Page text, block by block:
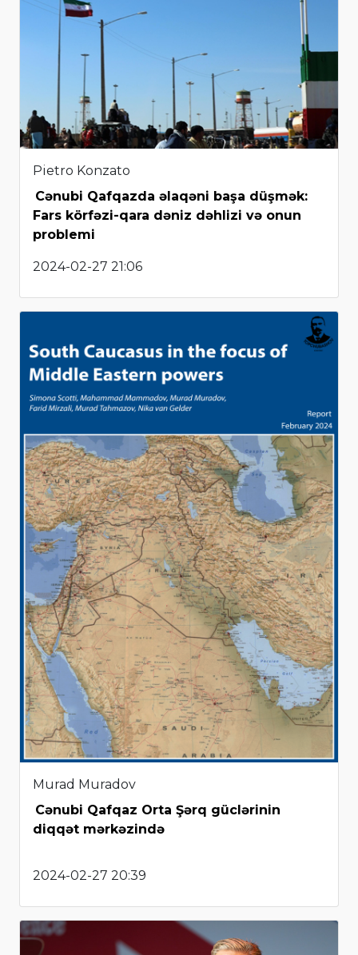
Pietro Konzato
Cənubi Qafqazda əlaqəni başa düşmək:
Fars körfəzi-qara dəniz dəhlizi və onun
problemi
2024-02-27 21:06
Murad Muradov
Cənubi Qafqaz Orta Şərq güclərinin
diqqət mərkəzində
2024-02-27 20:39